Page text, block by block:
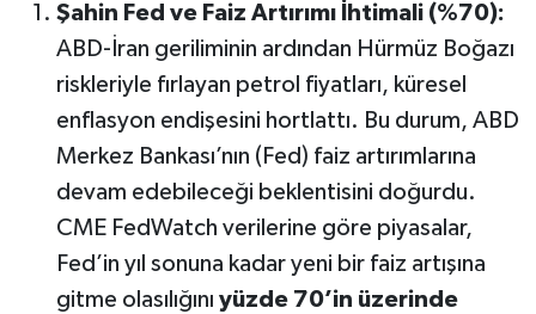
Şahin Fed ve Faiz Artırımı İhtimali (%70):
ABD-İran geriliminin ardından Hürmüz Boğazı
riskleriyle fırlayan petrol fiyatları, küresel
enflasyon endişesini hortlattı. Bu durum, ABD
Merkez Bankası’nın (Fed) faiz artırımlarına
devam edebileceği beklentisini doğurdu.
CME FedWatch verilerine göre piyasalar,
Fed’in yıl sonuna kadar yeni bir faiz artışına
gitme olasılığını yüzde 70’in üzerinde
SİYASET
Sındırgı
SPOR
SÜRMANŞET
Susurluk